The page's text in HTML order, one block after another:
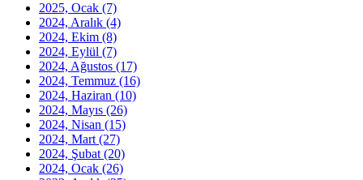
2025, Ocak (7)
2024, Aralık (4)
2024, Ekim (8)
2024, Eylül (7)
2024, Ağustos (17)
2024, Temmuz (16)
2024, Haziran (10)
2024, Mayıs (26)
2024, Nisan (15)
2024, Mart (27)
2024, Şubat (20)
2024, Ocak (26)